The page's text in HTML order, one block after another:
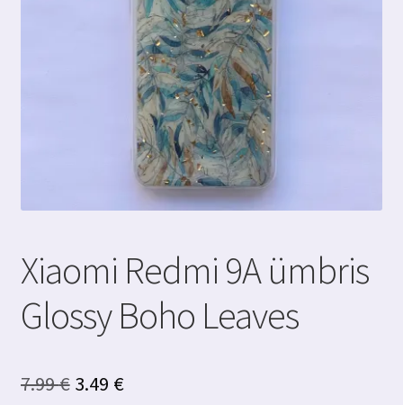
Xiaomi Redmi 9A ümbris
Glossy Boho Leaves
7.99€ Algne
3.49 €Praegune